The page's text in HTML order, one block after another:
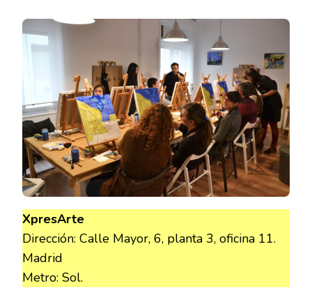
XpresArte
Dirección: Calle Mayor, 6, planta 3, oficina 11.
Madrid
Metro: Sol.